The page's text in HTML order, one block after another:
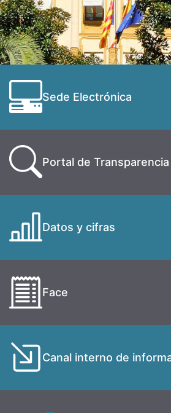
Sede Electrónica
Portal de Transparencia
Datos y cifras
Face
Canal interno de